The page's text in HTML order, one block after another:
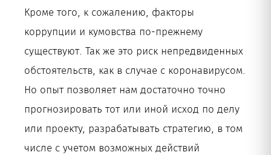
Кроме того, к сожалению, факторы
коррупции и кумовства по-прежнему
существуют. Так же это риск непредвиденных
обстоятельств, как в случае с коронавирусом.
Но опыт позволяет нам достаточно точно
прогнозировать тот или иной исход по делу
или проекту, разрабатывать стратегию, в том
числе с учетом возможных действий